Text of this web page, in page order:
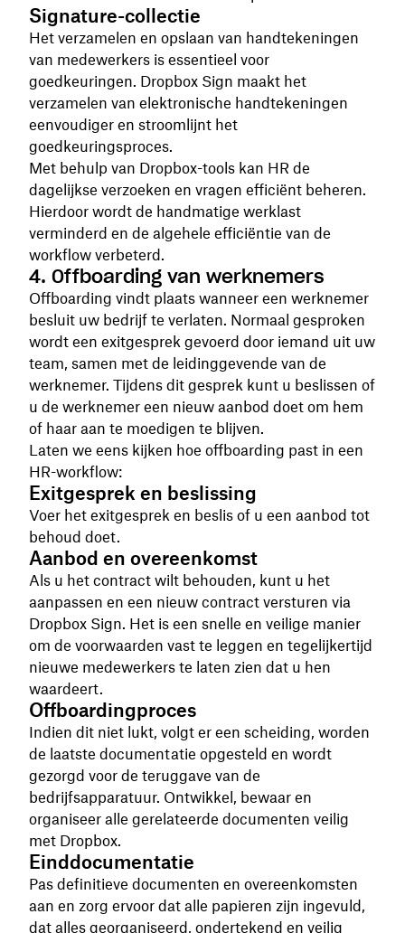
Signature-collectie
Het verzamelen en opslaan van handtekeningen
van medewerkers is essentieel voor
goedkeuringen. Dropbox Sign maakt het
verzamelen van elektronische handtekeningen
eenvoudiger en stroomlijnt het
goedkeuringsproces.
Met behulp van Dropbox-tools kan HR de
dagelijkse verzoeken en vragen efficiënt beheren.
Hierdoor wordt de handmatige werklast
verminderd en de algehele efficiëntie van de
workflow verbeterd.
4. Offboarding van werknemers
Offboarding vindt plaats wanneer een werknemer
besluit uw bedrijf te verlaten. Normaal gesproken
wordt een exitgesprek gevoerd door iemand uit uw
team, samen met de leidinggevende van de
werknemer. Tijdens dit gesprek kunt u beslissen of
u de werknemer een nieuw aanbod doet om hem
of haar aan te moedigen te blijven.
Laten we eens kijken hoe offboarding past in een
HR-workflow:
Exitgesprek en beslissing
Voer het exitgesprek en beslis of u een aanbod tot
behoud doet.
Aanbod en overeenkomst
Als u het contract wilt behouden, kunt u het
aanpassen en een nieuw contract versturen via
Dropbox Sign. Het is een snelle en veilige manier
om de voorwaarden vast te leggen en tegelijkertijd
nieuwe medewerkers te laten zien dat u hen
waardeert.
Offboardingproces
Indien dit niet lukt, volgt er een scheiding, worden
de laatste documentatie opgesteld en wordt
gezorgd voor de teruggave van de
bedrijfsapparatuur. Ontwikkel, bewaar en
organiseer alle gerelateerde documenten veilig
met Dropbox.
Einddocumentatie
Pas definitieve documenten en overeenkomsten
aan en zorg ervoor dat alle papieren zijn ingevuld,
dat alles georganiseerd, ondertekend en veilig